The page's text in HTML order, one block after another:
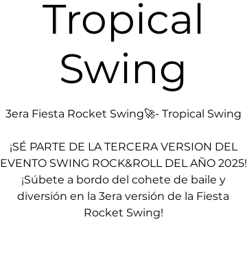
Tropical
Swing
3era Fiesta Rocket Swing🚀- Tropical Swing
¡SÉ PARTE DE LA TERCERA VERSION DEL
EVENTO SWING ROCK&ROLL DEL AÑO 2025!
¡Súbete a bordo del cohete de baile y
diversión en la 3era versión de la Fiesta
Rocket Swing!